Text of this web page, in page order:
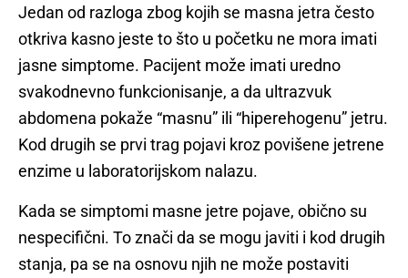
Jedan od razloga zbog kojih se masna jetra često
otkriva kasno jeste to što u početku ne mora imati
jasne simptome. Pacijent može imati uredno
svakodnevno funkcionisanje, a da ultrazvuk
abdomena pokaže “masnu” ili “hiperehogenu” jetru.
Kod drugih se prvi trag pojavi kroz povišene jetrene
enzime u laboratorijskom nalazu.
Kada se simptomi masne jetre pojave, obično su
nespecifični. To znači da se mogu javiti i kod drugih
stanja, pa se na osnovu njih ne može postaviti